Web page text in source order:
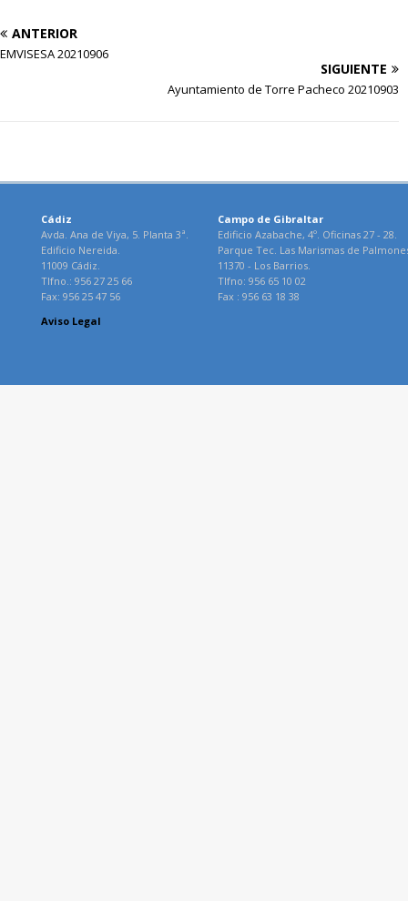
ANTERIOR
EMVISESA 20210906
SIGUIENTE
Ayuntamiento de Torre Pacheco 20210903
Cádiz
Avda. Ana de Viya, 5. Planta 3ª.
Edificio Nereida.
11009 Cádiz.
Tlfno.: 956 27 25 66
Fax: 956 25 47 56
Campo de Gibraltar
Edificio Azabache, 4º. Oficinas 27 - 28.
Parque Tec. Las Marismas de
11370 - Los Barrios.
Tlfno: 956 65 10 02
Fax : 956 63 18 38
Aviso Legal